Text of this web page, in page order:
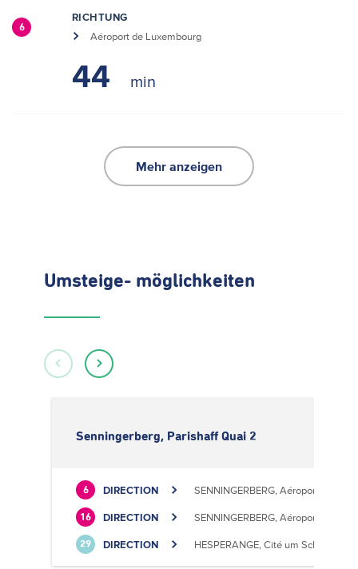
6
RICHTUNG
Aéroport de Luxembourg
44
Mehr anzeigen
Umsteige- möglichkeiten
Senningerberg, Parishaff Quai 2
6 DIRECTION SENNINGERBERG, Aéroport
16 DIRECTION SENNINGERBERG, Aéroport
29 DIRECTION HESPERANGE, Cité um Schlass